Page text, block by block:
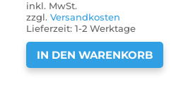
inkl. MwSt.
zzgl.Versandkosten
Lieferzeit:1-2 Werktage
IN DEN WARENKORB